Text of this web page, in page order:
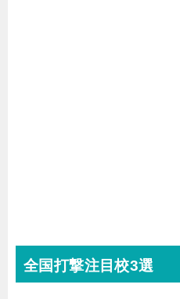
全国打撃注目校3選